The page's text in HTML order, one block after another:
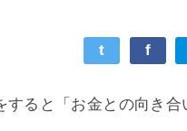
t f
すると「お金との向き合